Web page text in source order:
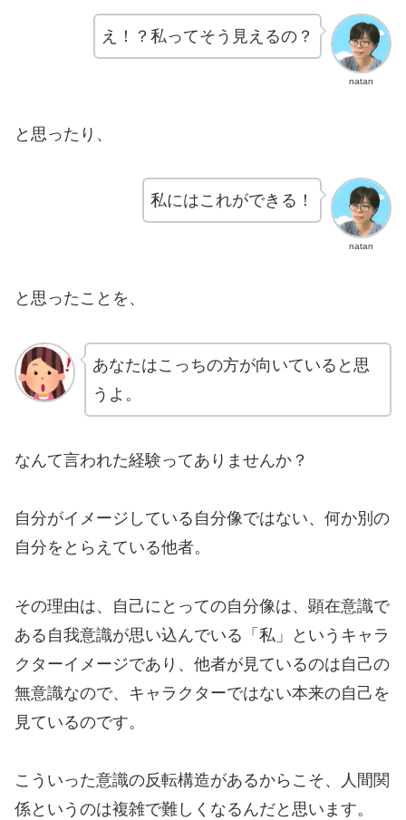
natan
え！？私ってそう見えるの？
と思ったり、
natan
私にはこれができる！
と思ったことを、
あなたはこっちの方が向いていると思
うよ。
なんて言われた経験ってありませんか？
自分がイメージしている自分像ではない、何か別の
自分をとらえている他者。
その理由は、自己にとっての自分像は、顕在意識で
ある自我意識が思い込んでいる「私」というキャラ
クターイメージであり、他者が見ているのは自己の
無意識なので、キャラクターではない本来の自己を
見ているのです。
こういった意識の反転構造があるからこそ、人間関
係というのは複雑で難しくなるんだと思います。